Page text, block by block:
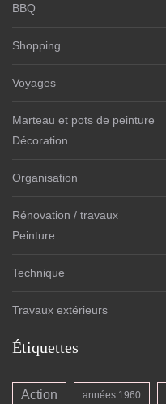
BBQ
Shopping
Voyages
Marteau et pots de peinture
Décoration
Organisation
Rénovation / travaux
Peinture
Technique
Travaux extérieurs
Étiquettes
Action années 1960